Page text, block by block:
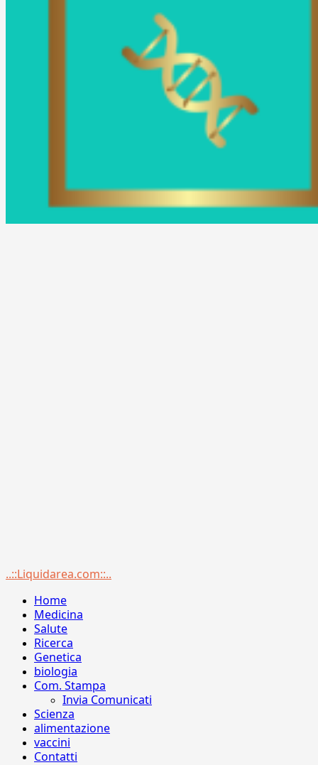
Menu
..::Liquidarea.com::..
Home
Medicina
Salute
Ricerca
Genetica
biologia
Com. Stampa
Invia Comunicati
Scienza
alimentazione
vaccini
Contatti